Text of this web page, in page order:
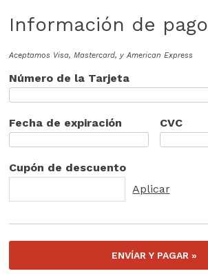
Información de pago
Aceptamos Visa, Mastercard, y American Express
Número de la Tarjeta
Fecha de expiración CVC
Cupón de descuento